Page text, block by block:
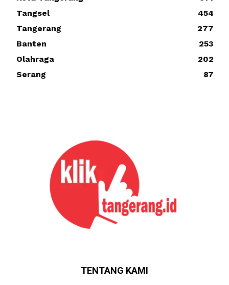
Tangsel
454
Tangerang
277
Banten
253
Olahraga
202
Serang
87
TENTANG KAMI